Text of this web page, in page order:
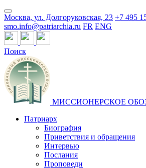
Москва, ул. Долгоруковская, 23 +7 495
smo.info@patriarchia.ru FR ENG
Поиск
МИССИОНЕРСКОЕ
Патриарх
Биография
Приветствия и обращения
Интервью
Послания
Проповеди